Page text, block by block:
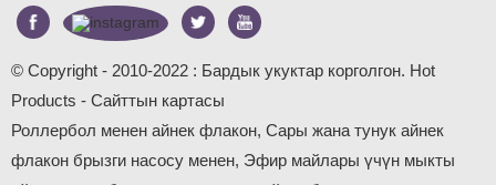
© Copyright - 2010-2022 : Бардык укуктар корголгон. Hot
Products - Сайттын картасы
Роллербол менен айнек флакон, Сары жана тунук айнек
флакон брызги насосу менен, Эфир майлары үчүн мыкты